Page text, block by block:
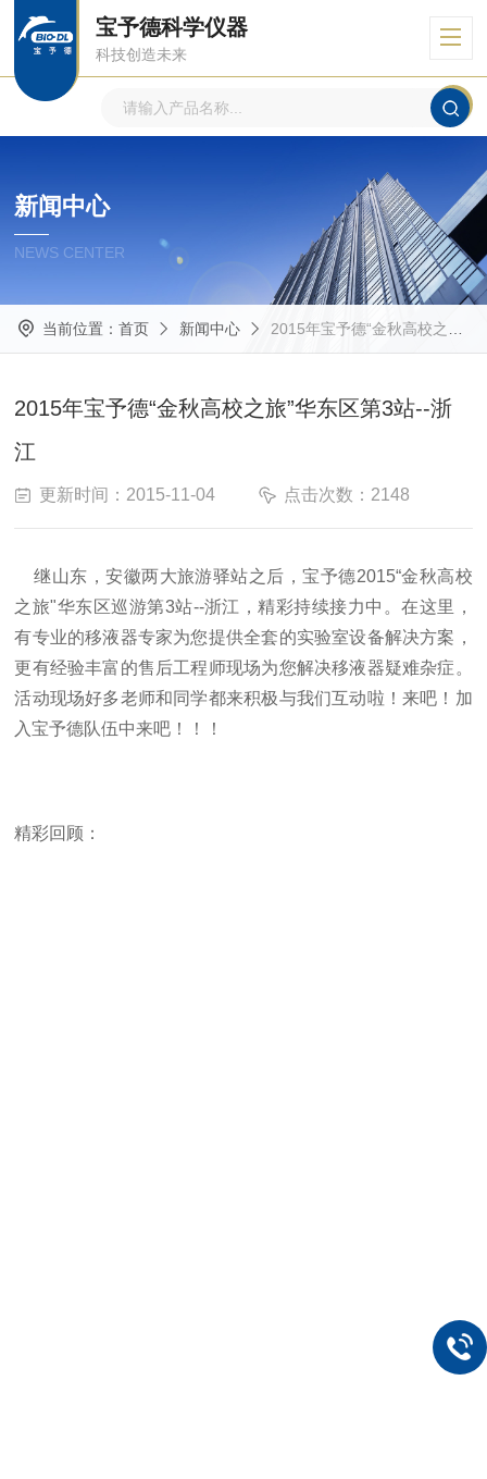
宝予德科学仪器
科技创造未来
新闻中心
NEWS CENTER
当前位置： 首页 新闻中心 2015年宝予德“金秋高校之旅”华东区第3站--浙江
2015年宝予德“金秋高校之旅”华东区第3站--浙
江
更新时间：2015-11-04 点击次数：2148
继山东，安徽两大旅游驿站之后，宝予德2015“金秋高校
之旅"华东区巡游第3站--浙江，精彩持续接力中。在这里，
有专业的移液器专家为您提供全套的实验室设备解决方案，
更有经验丰富的售后工程师现场为您解决移液器疑难杂症。
活动现场好多老师和同学都来积极与我们互动啦！来吧！加
入宝予德队伍中来吧！！！
精彩回顾：